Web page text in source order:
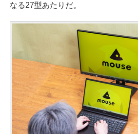
なる27型あたりだ。